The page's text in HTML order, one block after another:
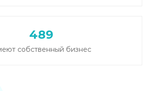
489
собственный бизнес